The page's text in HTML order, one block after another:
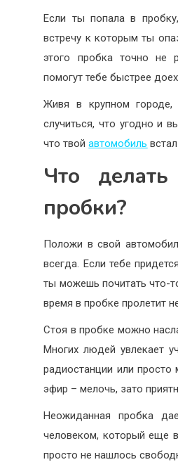
Если ты попала в
встречу к которым ты
этого пробка точно не
помогут тебе быстрее
Живя в крупном городе,
случиться, что угодно и
что твойавтомобиль
Что
пробки?
Положи в свой
всегда. Если тебе
ты можешь почитать что-
время в пробке пролетит
Стоя в пробке можно
Многих людей увлекает
радиостанции или
эфир – мелочь, зато
Неожиданная пробка
человеком, который еще
просто не нашлось